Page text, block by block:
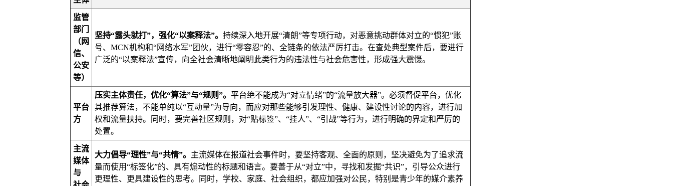
监管
部门
（网
信、
公安
等）
坚持“露头就打”，强化“以案释法”。 持续深入地开展“清朗”等专项行动，对恶意挑动群体对立的“惯犯”账
号、MCN机构和“网络水军”团伙，进行“零容忍”的、全链条的依法严厉打击。在查处典型案件后，要进行
广泛的“以案释法”宣传，向全社会清晰地阐明此类行为的违法性与社会危害性，形成强大震慑。
平台
方
压实主体责任，优化“算法”与“规则”。 平台绝不能成为“对立情绪”的“流量放大器”。必须督促平台，优化
其推荐算法，不能单纯以“互动量”为导向，而应对那些能够引发理性、健康、建设性讨论的内容，进行加
权和流量扶持。同时，要完善社区规则，对“贴标签”、“挂人”、“引战”等行为，进行明确的界定和严厉的
处置。
主流
媒体
与
大力倡导“理性”与“共情”。 主流媒体在报道社会事件时，要坚持客观、全面的原则，坚决避免为了追求流
量而使用“标签化”的、具有煽动性的标题和语言。要善于从“对立”中，寻找和发掘“共识”，引导公众进行
更理性、更具建设性的思考。同时，学校、家庭、社会组织，都应加强对公民，特别是青少年的媒介素养